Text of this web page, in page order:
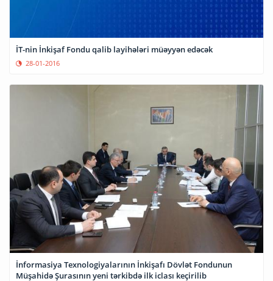
İT-nin İnkişaf Fondu qalib layihələri müəyyən edəcək
28-01-2016
İnformasiya Texnologiyalarının İnkişafı Dövlət Fondunun
Müşahidə Şurasının yeni tərkibdə ilk iclası keçirilib